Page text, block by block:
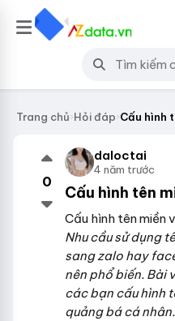
Trang chủ›Hỏi đáp›Cấu hình
0
daloctai
4 năm trước
Cấu hình tên
Cấu hình tên miền
Nhu cầu sử dụng
sang zalo hay
nên phổ biến. Bài
các bạn cấu hình
quảng bá cá nhân.